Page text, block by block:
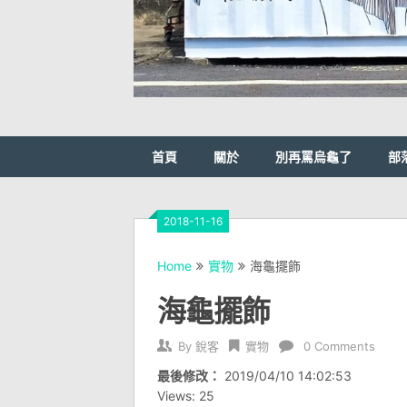
首頁 關於 別再罵烏龜了 部
2018-11-16
Home 實物 海龜擺飾
海龜擺飾
By 銳客 實物 0 Comments
最後修改： 2019/04/10 14:02:53
Views: 25